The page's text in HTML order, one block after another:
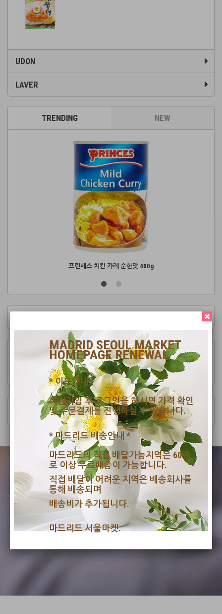
UDON
LAVER
TRENDING NEW
프린세스 치킨 카레 순한맛 400g
유로저널 스페인지사
EUROJOURNALSPAIN@GMAIL.COM
마드리드 서울식품
MERCADO MARAVILLAS. PTOS. 54-55
Smart People's Choice
Madrid Seoul Market
MADRID SEOUL MARKET
HOMEPAGE RENEWAL
* 이용안내 *
회원가입 후 로그인을 하시면 가격 확인
및 주문결제를 진행하실 수 있습니다.
* 마드리드 배송안내 *
마드리드의 직접 배달가능지역은 60유
로 이상 무료배송이 가능합니다.
직접 배달이 어려운 지역은 배송회사를
통해 배송되며
배송비가 추가됩니다.
마드리드 서울마켓.